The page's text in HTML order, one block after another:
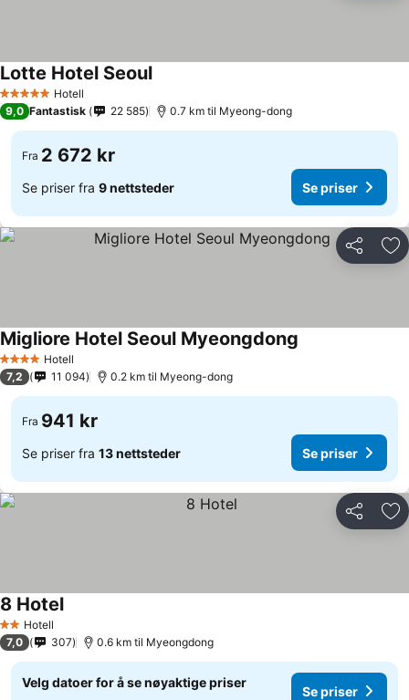
5 Stjerner Hotell
Lotte Hotel Seoul
9,0 Fantastisk 22 585 0.7 km til Myeong-dong
Fra 2 672 kr
Se priser fra 9 nettsteder Se priser
Del
4 StjernerHotell
Migliore Hotel Seoul Myeongdong
7,2 11 094 0.2 km til Myeong-dong
Fra 941 kr
Se priser fra 13 nettsteder Se priser
Del
2 Stjerner
Hotell
8 Hotel
7,0 307 0.6 km til Myeongdong
Velg datoer for å se nøyaktige priser
Se priser